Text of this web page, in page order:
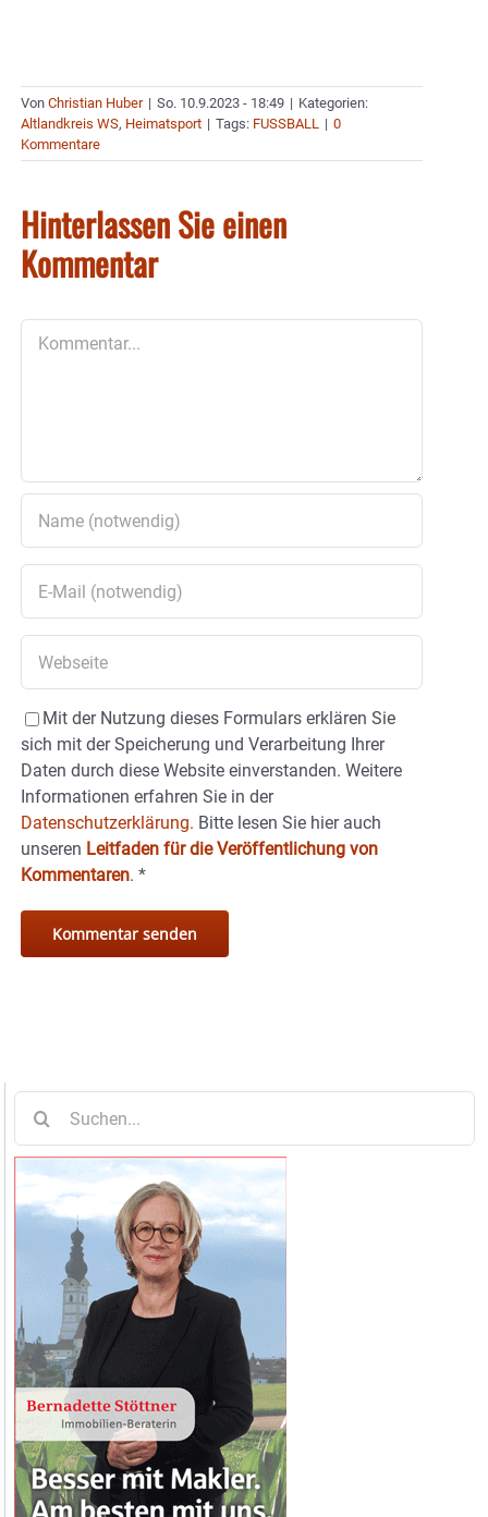
Von Christian Huber | So. 10.9.2023 - 18:49 | Kategorien:
Altlandkreis WS, Heimatsport | Tags: FUSSBALL | 0
Kommentare
Hinterlassen Sie einen
Kommentar
Mit der Nutzung dieses Formulars erklären Sie
sich mit der Speicherung und Verarbeitung Ihrer
Daten durch diese Website einverstanden. Weitere
Informationen erfahren Sie in der
Datenschutzerklärung. Bitte lesen Sie hier auch
unseren Leitfaden für die Veröffentlichung von
Kommentaren. *
nach: